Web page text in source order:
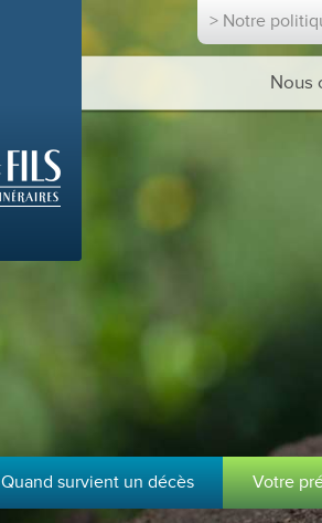
> Notre
Nous
Quand survient un décès Votre